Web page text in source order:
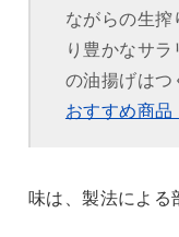
ながらの生
り豊かなサ
の油揚げはつ
おすすめ商
味は、製法による